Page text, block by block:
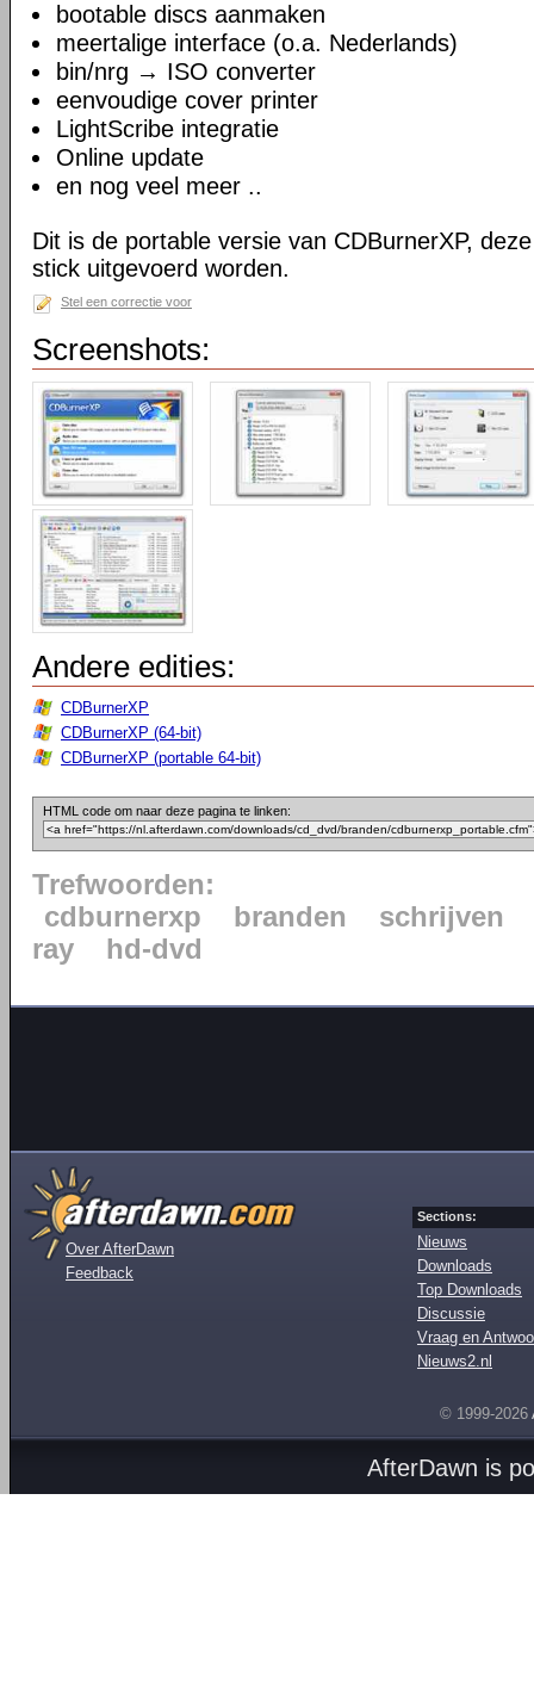
bootable discs aanmaken
meertalige interface (o.a. Nederlands)
bin/nrg → ISO converter
eenvoudige cover printer
LightScribe integratie
Online update
en nog veel meer ..
Dit is de portable versie van CDBurnerXP,
stick uitgevoerd worden.
Stel een correctie voor
Screenshots:
Andere edities:
CDBurnerXP
CDBurnerXP (64-bit)
CDBurnerXP (portable 64-bit)
HTML code om naar deze pagina te linken:
Trefwoorden:
cdburnerxp
branden
schrijven
ray
hd-dvd
Over AfterDawn
Feedback
Sections:
Nieuws
Downloads
Top Downloads
Discussie
Vraag en
Nieuws2.nl
© 1999-2026
AfterDawn is